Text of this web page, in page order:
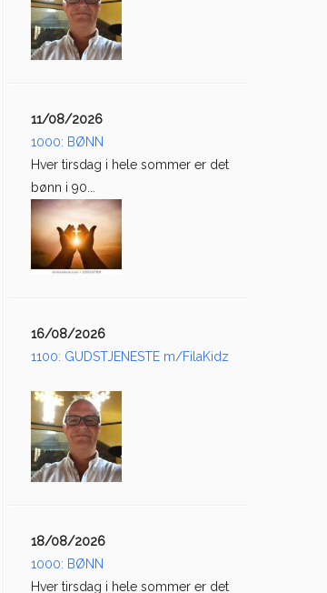
11/08/2026
1000: BØNN
Hver tirsdag i hele sommer er det
bønn i 90...
16/08/2026
1100: GUDSTJENESTE m/FilaKidz
18/08/2026
1000: BØNN
Hver tirsdag i hele sommer er det